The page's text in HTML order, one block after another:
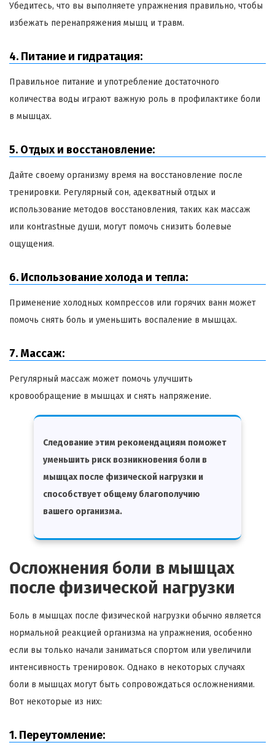
Убедитесь, что вы выполняете упражнения правильно, чтобы
избежать перенапряжения мышц и травм.
4. Питание и гидратация:
Правильное питание и употребление достаточного
количества воды играют важную роль в профилактике боли
в мышцах.
5. Отдых и восстановление:
Дайте своему организму время на восстановление после
тренировки. Регулярный сон, адекватный отдых и
использование методов восстановления, таких как массаж
или конtrastные души, могут помочь снизить болевые
ощущения.
6. Использование холода и тепла:
Применение холодных компрессов или горячих ванн может
помочь снять боль и уменьшить воспаление в мышцах.
7. Массаж:
Регулярный массаж может помочь улучшить
кровообращение в мышцах и снять напряжение.
Следование этим рекомендациям поможет
уменьшить риск возникновения боли в
мышцах после физической нагрузки и
способствует общему благополучию
вашего организма.
Осложнения боли в мышцах
после физической нагрузки
Боль в мышцах после физической нагрузки обычно является
нормальной реакцией организма на упражнения, особенно
если вы только начали заниматься спортом или увеличили
интенсивность тренировок. Однако в некоторых случаях
боли в мышцах могут быть сопровождаться осложнениями.
Вот некоторые из них:
1. Переутомление: